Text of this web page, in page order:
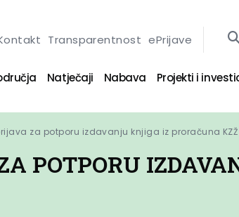
Transparentnost ePrijave
Natječaji Nabava Projekti i
za potporu izdavanju knjiga iz proračuna KZŽ
POTPORU